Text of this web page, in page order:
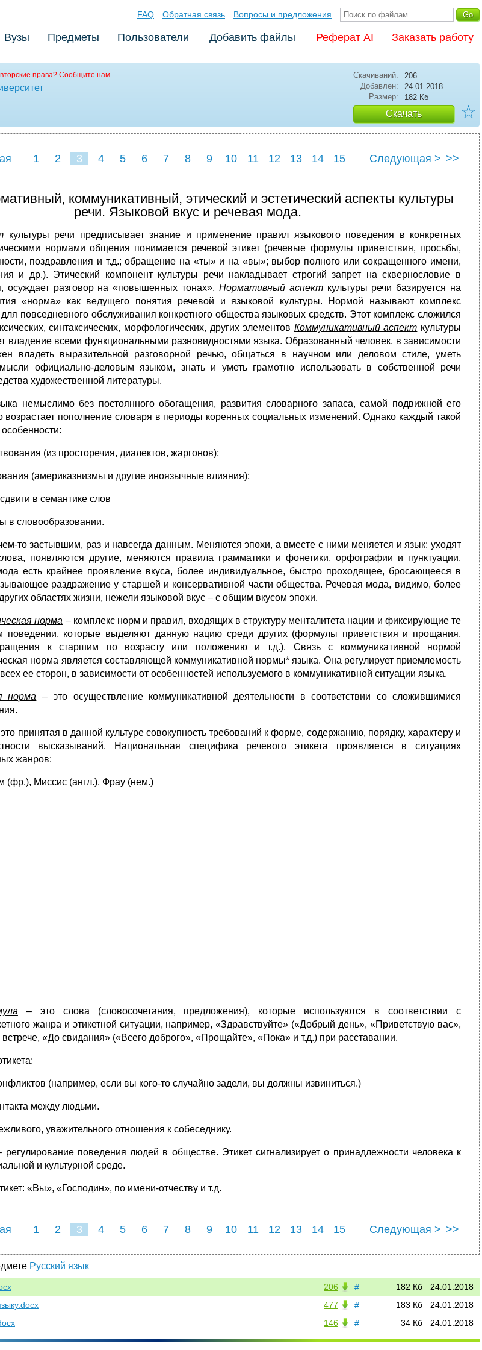
FAQ Обратная связь Вопросы и предложения
Вузы Предметы Пользователи Добавить файлы Реферат AI Заказать работу
права? Сообщите нам. Скачиваний:
206
Добавлен:
24.01.2018
Размер:
182 Кб
Скачать ☆
1 2 3 4 5 6 7 8 9 10 11 12 13 14
15
Следующая > >>
коммуникативный, этический и эстетический аспекты культуры
речи. Языковой вкус и речевая мода.
культуры речи предписывает знание и применение правил языкового поведения в конкретных
нормами общения понимается речевой этикет (речевые формулы приветствия, просьбы,
поздравления и т.д.; обращение на «ты» и на «вы»; выбор полного или сокращенного имени,
и др.). Этический компонент культуры речи накладывает строгий запрет на сквернословие в
осуждает разговор на «повышенных тонах». Нормативный аспект культуры речи базируется на
«норма» как ведущего понятия речевой и языковой культуры. Нормой называют комплекс
повседневного обслуживания конкретного общества языковых средств. Этот комплекс сложился
синтаксических, морфологических, других элементов Коммуникативный аспект культуры
владение всеми функциональными разновидностями языка. Образованный человек, в зависимости
владеть выразительной разговорной речью, общаться в научном или деловом стиле, уметь
официально-деловым языком, знать и уметь грамотно использовать в собственной речи
художественной литературы.
немыслимо без постоянного обогащения, развития словарного запаса, самой подвижной его
возрастает пополнение словаря в периоды коренных социальных изменений. Однако каждый такой
(из просторечия, диалектов, жаргонов);
(америказнизмы и другие иноязычные влияния);
в семантике слов
в словообразовании.
то застывшим, раз и навсегда данным. Меняются эпохи, а вместе с ними меняется и язык: уходят
появляются другие, меняются правила грамматики и фонетики, орфографии и пунктуации.
есть крайнее проявление вкуса, более индивидуальное, быстро проходящее, бросающееся в
раздражение у старшей и консервативной части общества. Речевая мода, видимо, более
областях жизни, нежели языковой вкус – с общим вкусом эпохи.
норма –комплекс норм и правил, входящих в структуру менталитета нации и фиксирующие те
поведении, которые выделяют данную нацию среди других (формулы приветствия и прощания,
к старшим по возрасту или положению и т.д.). Связь с коммуникативной нормой
норма является составляющей коммуникативной нормы* языка. Она регулирует приемлемость
ее сторон, в зависимости от особенностей используемого в коммуникативной ситуации языка.
норма – это осуществление коммуникативной деятельности в соответствии со сложившимися
принятая в данной культуре совокупность требований к форме, содержанию, порядку, характеру и
высказываний. Национальная специфика речевого этикета проявляется в ситуациях
жанров:
(фр.), Миссис (англ.), Фрау (нем.)
– это слова (словосочетания, предложения), которые используются в соответствии с
жанра и этикетной ситуации, например, «Здравствуйте» («Добрый день», «Приветствую вас»,
«До свидания» («Всего доброго», «Прощайте», «Пока» и т.д.) при расставании.
(например, если вы кого-то случайно задели, вы должны извиниться.)
между людьми.
уважительного отношения к собеседнику.
поведения людей в обществе. Этикет сигнализирует о принадлежности человека к
и куль­турной среде.
«Вы», «Господин», по имени-отчеству и т.д.
1 2 3 4 5 6 7 8 9 10 11 12 13 14
15
Следующая > >>
Русский язык
# 24.01.2018
182 Кб
206
#
24.01.2018
183 Кб
477
#
24.01.2018
34 Кб
146